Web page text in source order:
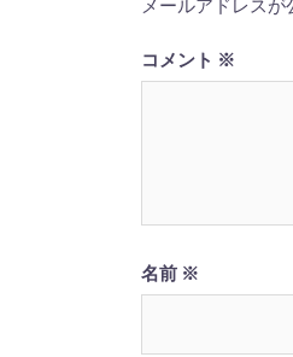
ョ
ン
メールアドレスが
コメント ※
名前 ※